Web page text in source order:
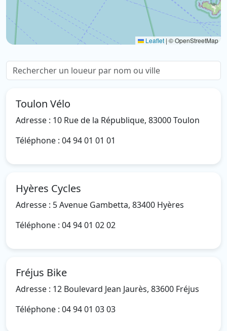
Leaflet | © OpenStreetMap
Toulon Vélo
Adresse : 10 Rue de la République, 83000 Toulon
Téléphone : 04 94 01 01 01
Hyères Cycles
Adresse : 5 Avenue Gambetta, 83400 Hyères
Téléphone : 04 94 01 02 02
Fréjus Bike
Adresse : 12 Boulevard Jean Jaurès, 83600 Fréjus
Téléphone : 04 94 01 03 03